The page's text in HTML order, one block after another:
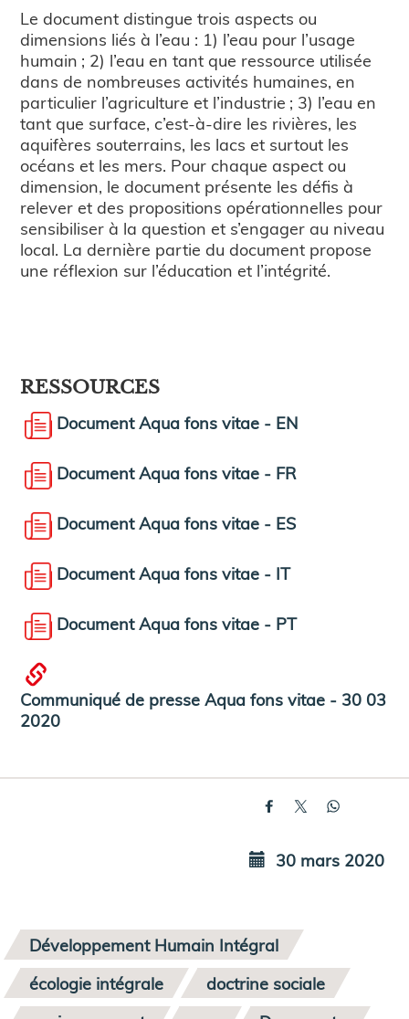
Le document distingue trois aspects ou
dimensions liés à l’eau : 1) l’eau pour l’usage
humain ; 2) l’eau en tant que ressource utilisée
dans de nombreuses activités humaines, en
particulier l’agriculture et l’industrie ; 3) l’eau en
tant que surface, c’est-à-dire les rivières, les
aquifères souterrains, les lacs et surtout les
océans et les mers. Pour chaque aspect ou
dimension, le document présente les défis à
relever et des propositions opérationnelles pour
sensibiliser à la question et s’engager au niveau
local. La dernière partie du document propose
une réflexion sur l’éducation et l’intégrité.
RESSOURCES
Document Aqua fons vitae - EN
Document Aqua fons vitae - FR
Document Aqua fons vitae - ES
Document Aqua fons vitae - IT
Document Aqua fons vitae - PT
Communiqué de presse Aqua fons vitae - 30 03
2020
30 mars 2020
Développement Humain Intégral
écologie intégrale
doctrine sociale